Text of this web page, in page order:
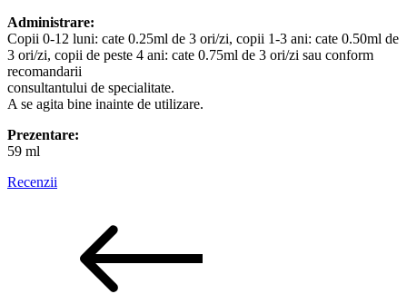
Administrare:
Copii 0-12 luni: cate 0.25ml de 3 ori/zi, copii 1-3 ani: cate 0.50ml de
3 ori/zi, copii de peste 4 ani: cate 0.75ml de 3 ori/zi sau conform
recomandarii
consultantului de specialitate.
A se agita bine inainte de utilizare.
Prezentare:
59 ml
Recenzii